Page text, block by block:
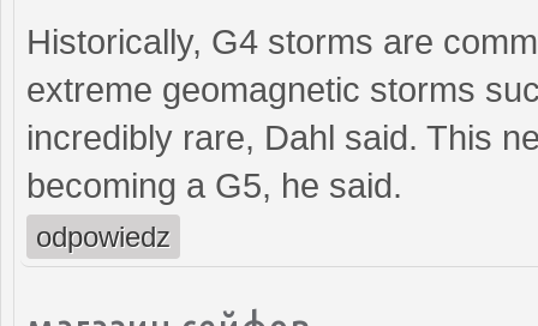
Historically, G4 storms are
extreme geomagnetic storms
incredibly rare, Dahl said. This
becoming a G5, he said.
odpowiedz